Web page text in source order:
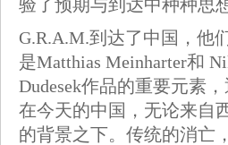
验了预期与到达中种种思
G.R.A.M.到达了中国，他
是Matthias Meinharter和
Dudesek作品的重要元素
在今天的中国，无论来自
的背景之下。传统的消亡